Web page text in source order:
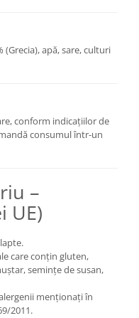
apă, sare, culturi
conform indicațiilor de
consumul într-un
–
UE)
care conțin gluten,
semințe de susan,
menționați în
2011.